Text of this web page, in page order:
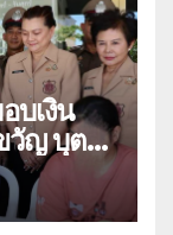
บเงิน
วัญ บุตร-